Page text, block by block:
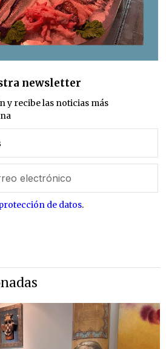
newsletter
y recibe las noticias más
de datos.